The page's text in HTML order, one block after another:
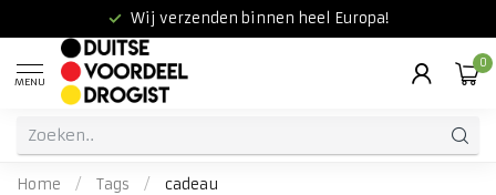
Wij verzenden binnen heel Europa!
MENU
0
Home / Tags / cadeau